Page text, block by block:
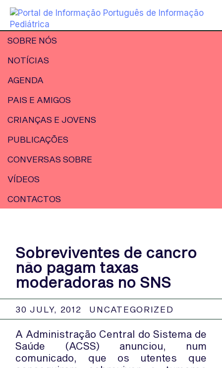
SOBRE NÓS
NOTÍCIAS
AGENDA
PAIS E AMIGOS
CRIANÇAS E JOVENS
PUBLICAÇÕES
CONVERSAS SOBRE
VÍDEOS
CONTACTOS
Sobreviventes de cancro
não pagam taxas
moderadoras no SNS
30 JULY, 2012 UNCATEGORIZED
A Administração Central do Sistema de
Saúde (ACSS) anunciou, num
comunicado, que os utentes que